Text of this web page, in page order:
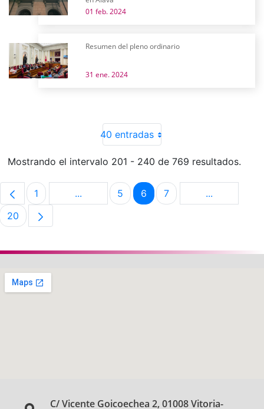
01 feb. 2024
Resumen del pleno ordinario
31 ene. 2024
40 entradas
Mostrando el intervalo 201 - 240 de 769 resultados.
Página
1 ...Páginas intermedias Use TAB para
Página
5 Página
6 Página
7 ...Páginas
Página
20
C/ Vicente Goicoechea 2, 01008 Vitoria-